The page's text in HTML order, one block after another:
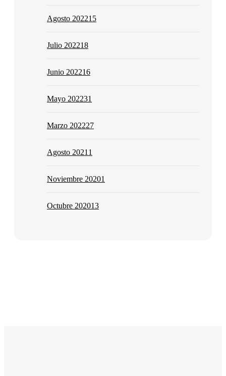
Agosto 202215
Julio 202218
Junio 202216
Mayo 202231
Marzo 202227
Agosto 2021 1
Noviembre 20201
Octubre 202013